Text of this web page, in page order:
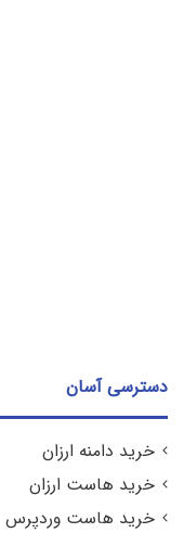
دسترسی آسان
خرید دامنه ارزان
خرید هاست ارزان
خرید هاست وردپرس